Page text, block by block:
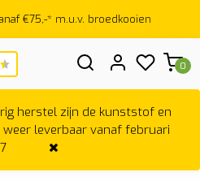
€75,-* m.u.v. broedkooien
0
herstel zijn de kunststof en
leverbaar vanaf februari